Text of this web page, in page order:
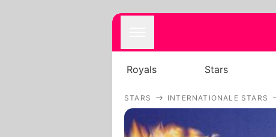
Royals Stars
STARS INTERNATIONALE STARS